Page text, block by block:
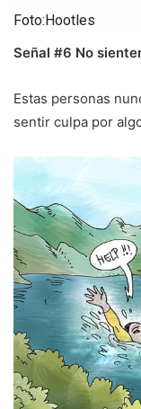
Foto:Hootles
Señal #6 No
Estas personas
sentir culpa por